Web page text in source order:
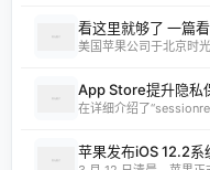
看这里就够了 一篇
美国苹果公司于北京时
App Store提升隐私
在详细介绍了
苹果发布iOS 12.2系